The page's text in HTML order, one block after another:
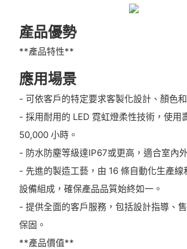
產品優勢
**產品特性**
應用場景
- 可依客戶的特定要求客製化設計、顏色和
- 採用耐用的 LED 霓虹燈柔性技術，使用
50,000 小時。
- 防水防塵等級達IP67或更高，適合室內
- 先進的製造工藝，由 16 條自動化生產線
設備組成，確保產品品質始終如一。
- 提供全面的客戶服務，包括設計指導、
保固。
**產品價值**